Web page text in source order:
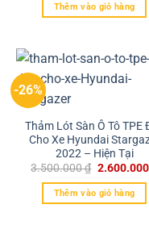
Thêm vào giỏ hàng
-26%
Thảm Lót Sàn Ô Tô TPE
Cho Xe Hyundai
2022 – Hiện Tại
3.500.000₫ 2.600.000
Thêm vào giỏ hàng